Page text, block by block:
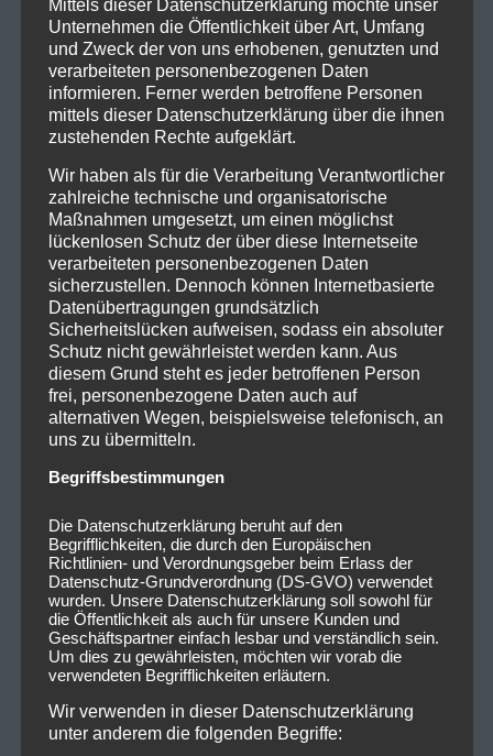
Tour Daten:
30.11.2024, Düsseldorf – Mitsubishi Electric HALLE
01.12.2024, München – Zenith
07.12.2024, Stuttgart – Hanns-Martin-Schleyer-Halle
13.12.2024, Frankfurt – myticket Jahrhunderthalle
14.12.2024, Hamburg – Inselpark Arena
Tickets gibt’s unter:
www.eventim.de
Links:
www.kreator-terrorzone.de
www.facebook.com/KreatorOfficial
www.instagram.com/kreatorofficial
www.anthrax.com
www.instagram.com/anthrax
Tags: Anthrax, Konzert, Kreator, München
Testament , Zenith
0 0
Mittels dieser Datenschutzerklärung möchte unser
Unternehmen die Öffentlichkeit über Art, Umfang
und Zweck der von uns erhobenen, genutzten und
verarbeiteten personenbezogenen Daten
informieren. Ferner werden betroffene Personen
mittels dieser Datenschutzerklärung über die ihnen
zustehenden Rechte aufgeklärt.
Wir haben als für die Verarbeitung Verantwortlicher
zahlreiche technische und organisatorische
Maßnahmen umgesetzt, um einen möglichst
lückenlosen Schutz der über diese Internetseite
verarbeiteten personenbezogenen Daten
sicherzustellen. Dennoch können Internetbasierte
Datenübertragungen grundsätzlich
Sicherheitslücken aufweisen, sodass ein absoluter
Schutz nicht gewährleistet werden kann. Aus
diesem Grund steht es jeder betroffenen Person
frei, personenbezogene Daten auch auf
alternativen Wegen, beispielsweise telefonisch, an
uns zu übermitteln.
Begriffsbestimmungen
Die Datenschutzerklärung beruht auf den
Begrifflichkeiten, die durch den Europäischen
Richtlinien- und Verordnungsgeber beim Erlass der
Datenschutz-Grundverordnung (DS-GVO) verwendet
wurden. Unsere Datenschutzerklärung soll sowohl für
die Öffentlichkeit als auch für unsere Kunden und
Geschäftspartner einfach lesbar und verständlich sein.
Um dies zu gewährleisten, möchten wir vorab die
verwendeten Begrifflichkeiten erläutern.
Wir verwenden in dieser Datenschutzerklärung
unter anderem die folgenden Begriffe: